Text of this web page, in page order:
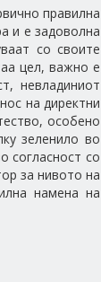
правилна
и е задоволна
со своите
цел, важно е
невладиниот
на директни
особено
зеленило во
согласност со
за нивото на
намена на